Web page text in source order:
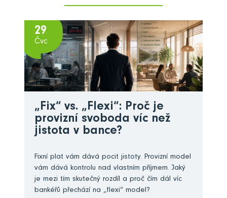
29
Čvc
„Fix“ vs. „Flexi“: Proč je
provizní svoboda víc než
jistota v bance?
Fixní plat vám dává pocit jistoty. Provizní model
vám dává kontrolu nad vlastním příjmem. Jaký
je mezi tím skutečný rozdíl a proč čím dál víc
bankéřů přechází na „flexi“ model?